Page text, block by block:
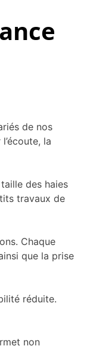
de nos
la
des haies
travaux de
Chaque
que la prise
réduite.
non